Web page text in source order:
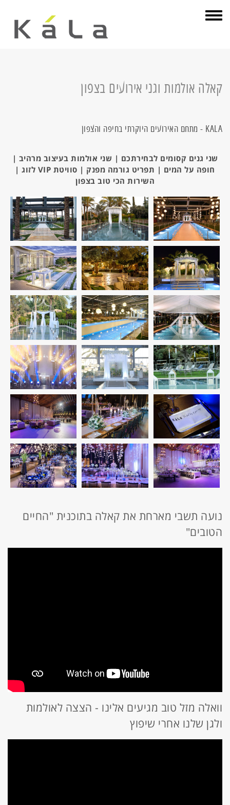
תפריט
קאלה אולמות וגני אירועים בצפון
KALA - מתחם האירועים היוקרתי בחיפה והצפון
שני גנים קסומים לבחירתכם | שני אולמות בעיצוב מרהיב |
חופה על המים | תפריט גורמה מפנק | סוויטת VIP לזוג |
השירות הכי טוב בצפון
נועה תשבי מארחת את קאלה בתוכנית "החיים
הטובים"
וואלה מזל טוב מגיעים אלינו - הצצה לאולמות
ולגן שלנו אחרי שיפוץ